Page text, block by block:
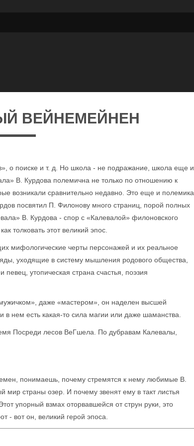
ВЕЙНЕМЕЙНЕН
о поиске и т. д. Но школа - не подражание, школа еще и
В. Курдова полемична не только по отношению к
возникали сравнительно недавно. Это еще и полемика
посвятил П. Филонову много страниц, порой полных
В. Курдова - спор с «Калевалой» филоновского
толковать этот великий эпос.
мифологические черты персонажей и их реальное
уходящие в систему мышления родового общества,
утопическая страна счастья, поэзия
даже «мастером», он наделен высшей
нем есть какая-то сила магии или даже шаманства.
Посреди лесов ВеГшела. По дубравам Калевалы,
понимаешь, почему стремятся к нему любимые В.
мир страны озер. И почему звенят ему в такт листья
упорный взмах оторвавшейся от струн руки, это
- вот он, великий герой эпоса.